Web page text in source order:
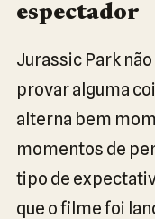
espectador
Jurassic Park
provar alguma
alterna bem
momentos de
tipo de
que o filme foi